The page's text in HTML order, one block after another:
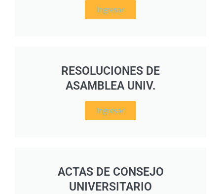
Ingresar
RESOLUCIONES DE
ASAMBLEA UNIV.
Ingresar
ACTAS DE CONSEJO
UNIVERSITARIO